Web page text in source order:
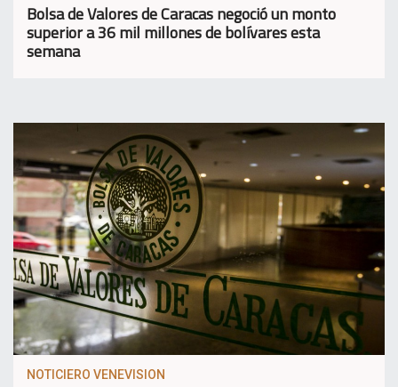
Bolsa de Valores de Caracas negoció un monto
superior a 36 mil millones de bolívares esta
semana
NOTICIERO VENEVISION